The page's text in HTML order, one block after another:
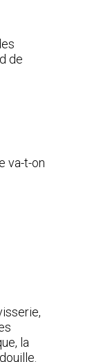
de
va-t-on
la